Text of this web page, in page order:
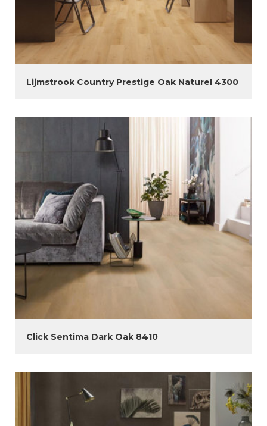
Lijmstrook Country Prestige Oak Naturel 4300
Click Sentima Dark Oak 8410